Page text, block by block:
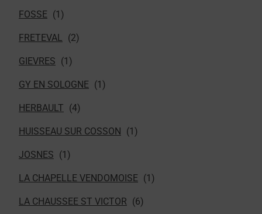
FOSSE
FRETEVAL
GIEVRES
GY EN SOLOGNE
HERBAULT
HUISSEAU SUR COSSON
JOSNES
LA CHAPELLE VENDOMOISE
LA CHAUSSEE ST VICTOR